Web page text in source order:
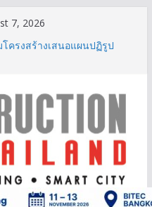
7, 2026
ครงสร้างเสนอแผนปฏิรูป
บถึงการตรวจสอบอาคารไทย
ตยังแกร่ง
“Empowering Net Zero in
ขับเคลื่อนอุตสาหกรรม
มคาร์บอนต่ำอย่างยั่งยืน
40 ยึดลูกค้าเป็นศูนย์กลาง
ตัว ฮอลิเดย์ อินน์ เอ็กซ์เพรส